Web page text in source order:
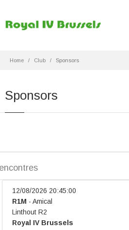
Home Club Sponsors
Sponsors
20:45:00
Brussels